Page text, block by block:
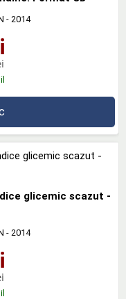
- 2014
glicemic scazut -
- 2014